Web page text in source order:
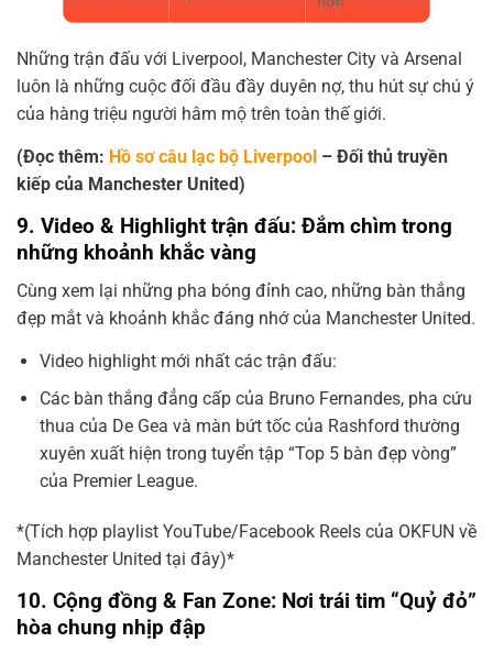
Những trận đấu với Liverpool, Manchester City và Arsenal
luôn là những cuộc đối đầu đầy duyên nợ, thu hút sự chú ý
của hàng triệu người hâm mộ trên toàn thế giới.
(Đọc thêm: Hồ sơ câu lạc bộ Liverpool – Đối thủ truyền
kiếp của Manchester United)
9. Video & Highlight trận đấu: Đắm chìm trong
những khoảnh khắc vàng
Cùng xem lại những pha bóng đỉnh cao, những bàn thắng
đẹp mắt và khoảnh khắc đáng nhớ của Manchester United.
Video highlight mới nhất các trận đấu:
Các bàn thắng đẳng cấp của Bruno Fernandes, pha cứu
thua của De Gea và màn bứt tốc của Rashford thường
xuyên xuất hiện trong tuyển tập “Top 5 bàn đẹp vòng”
của Premier League.
*(Tích hợp playlist YouTube/Facebook Reels của OKFUN về
Manchester United tại đây)*
10. Cộng đồng & Fan Zone: Nơi trái tim “Quỷ đỏ”
hòa chung nhịp đập